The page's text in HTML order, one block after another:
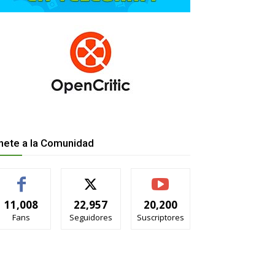
a la Comunidad
11,008
Fans
22,957
Seguidores
20,200
Suscriptores